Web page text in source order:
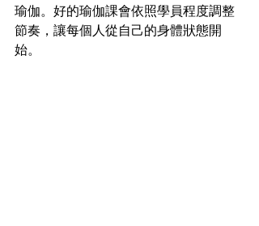
瑜伽。好的瑜伽課會依照學員程度調整
節奏，讓每個人從自己的身體狀態開
始。